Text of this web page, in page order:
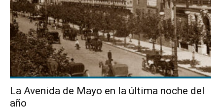
La Avenida de Mayo en la última noche del
año